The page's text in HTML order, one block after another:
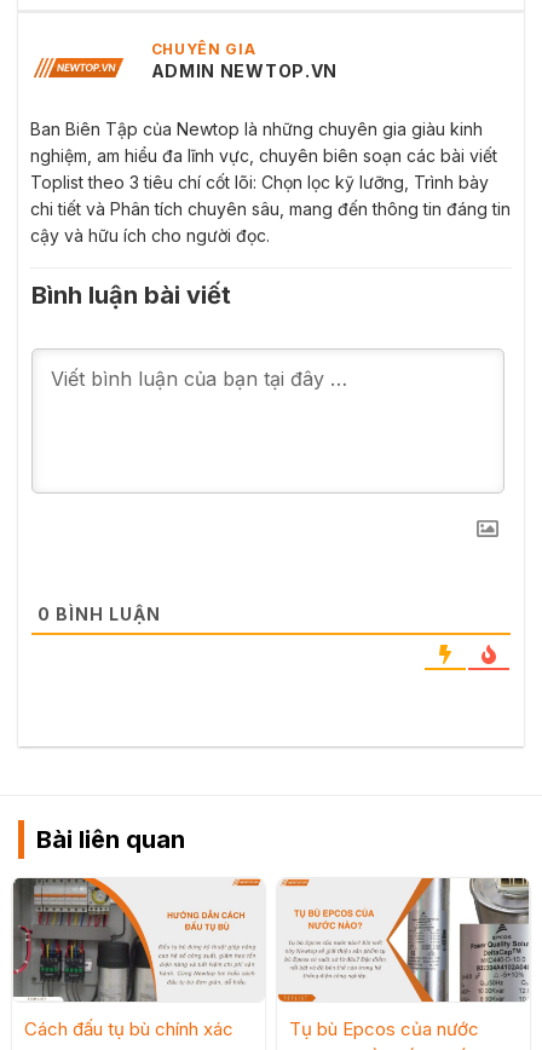
CHUYÊN GIA
ADMIN NEWTOP.VN
Ban Biên Tập của Newtop là những chuyên gia giàu kinh
nghiệm, am hiểu đa lĩnh vực, chuyên biên soạn các bài viết
Toplist theo 3 tiêu chí cốt lõi: Chọn lọc kỹ lưỡng, Trình bày
chi tiết và Phân tích chuyên sâu, mang đến thông tin đáng tin
cậy và hữu ích cho người đọc.
Bình luận bài viết
0 BÌNH LUẬN
Bài liên quan
Cách đấu tụ bù chính xác
Tụ bù Epcos của nước